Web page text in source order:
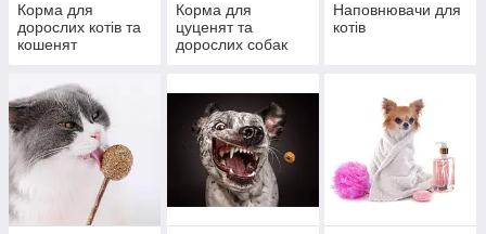
Корма для
дорослих котів та
кошенят
Корма для
цуценят та
дорослих собак
Наповнювачи для
котів